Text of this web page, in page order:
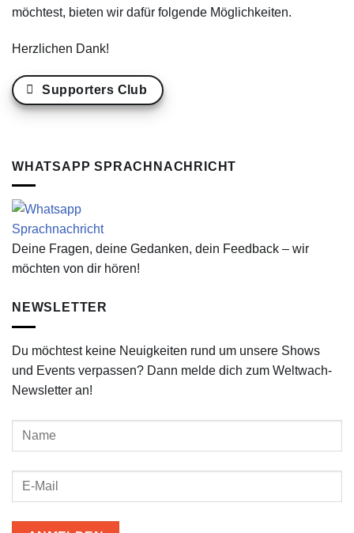
möchtest, bieten wir dafür folgende Möglichkeiten.
Herzlichen Dank!
Supporters Club
WHATSAPP SPRACHNACHRICHT
Deine Fragen, deine Gedanken, dein Feedback – wir
möchten von dir hören!
NEWSLETTER
Du möchtest keine Neuigkeiten rund um unsere Shows
und Events verpassen? Dann melde dich zum Weltwach-
Newsletter an!